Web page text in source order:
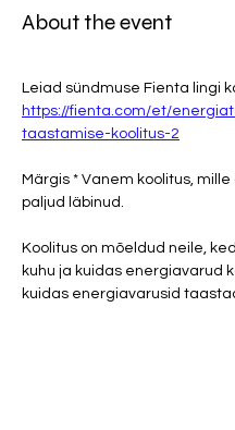
About the event
Leiad sündmuse Fienta lingi
https://fienta.com/et/
taastamise-koolitus-2
Märgis * Vanem koolitus, mille
paljud läbinud.
Koolitus on mõeldud neile,
kuhu ja kuidas energiavarud
kuidas energiavarusid